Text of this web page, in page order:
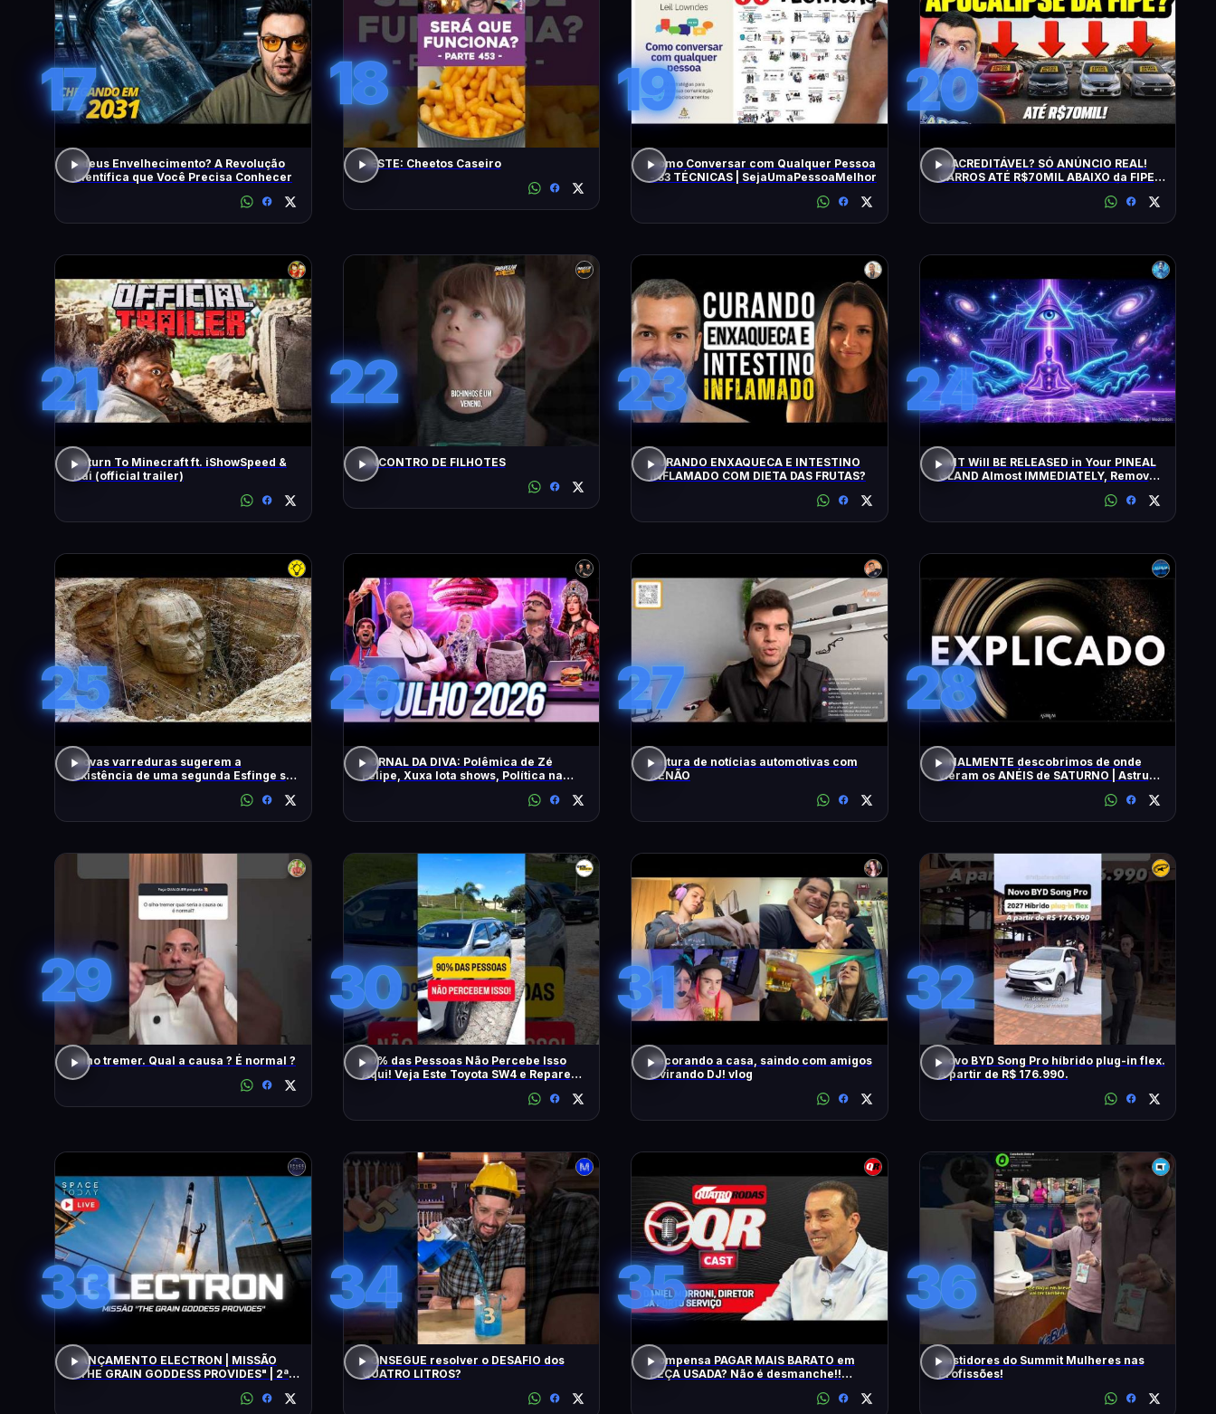
17
Adeus Envelhecimento? A Revolução
Científica que Você Precisa Conhecer
18
TESTE: Cheetos Caseiro
19
Como Conversar com Qualquer Pessoa
- 33 TÉCNICAS | SejaUmaPessoaMelhor
20
INACREDITÁVEL? SÓ ANÚNCIO REAL!
CARROS ATÉ R$70MIL ABAIXO da FIPE:
21
Return To Minecraft ft. iShowSpeed &
Kai (official trailer)
22
ENCONTRO DE FILHOTES
23
CURANDO ENXAQUECA E INTESTINO
INFLAMADO COM DIETA DAS FRUTAS?
24
DMT Will BE RELEASED in Your PINEAL
GLAND Almost IMMEDIATELY, Remove
25
Novas varreduras sugerem a
existência de uma segunda Esfinge sob
26
JORNAL DA DIVA: Polêmica de Zé
Felipe, Xuxa lota shows, Política na
27
Leitura de notícias automotivas com
XENÃO
28
FINALMENTE descobrimos de onde
vieram os ANÉIS de SATURNO | Astrum
29
Olho tremer. Qual a causa ? É normal ?
30
90% das Pessoas Não Percebe Isso
Aqui! Veja Este Toyota SW4 e Repare
31
decorando a casa, saindo com amigos
e virando DJ! vlog
32
Novo BYD Song Pro híbrido plug-in flex.
A partir de R$ 176.990.
33
LANÇAMENTO ELECTRON | MISSÃO
"THE GRAIN GODDESS PROVIDES" | 2ª
34
CONSEGUE resolver o DESAFIO dos
QUATRO LITROS?
35
Compensa PAGAR MAIS BARATO em
PEÇA USADA? Não é desmanche!!
36
Bastidores do Summit Mulheres nas
Profissões!